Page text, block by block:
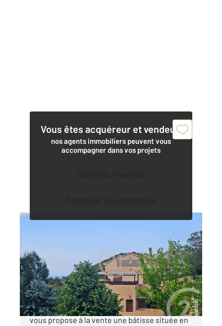
Vous êtes acquéreur et vendeur,
nos agents immobiliers peuvent vous
accompagner dans vos projets
Contacter l'agence
Demander une estimation
Maison à vendre
840 000 €
Century 21 Dary Immobilier à Saint-Florent
vous propose à la vente une bâtisse située en